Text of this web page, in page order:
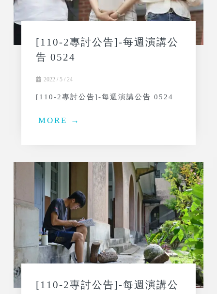
[110-2專討公告]-每週演講公
告 0524
2022 / 5 / 24
[110-2專討公告]-每週演講公告 0524
MORE →
[110-2專討公告]-每週演講公